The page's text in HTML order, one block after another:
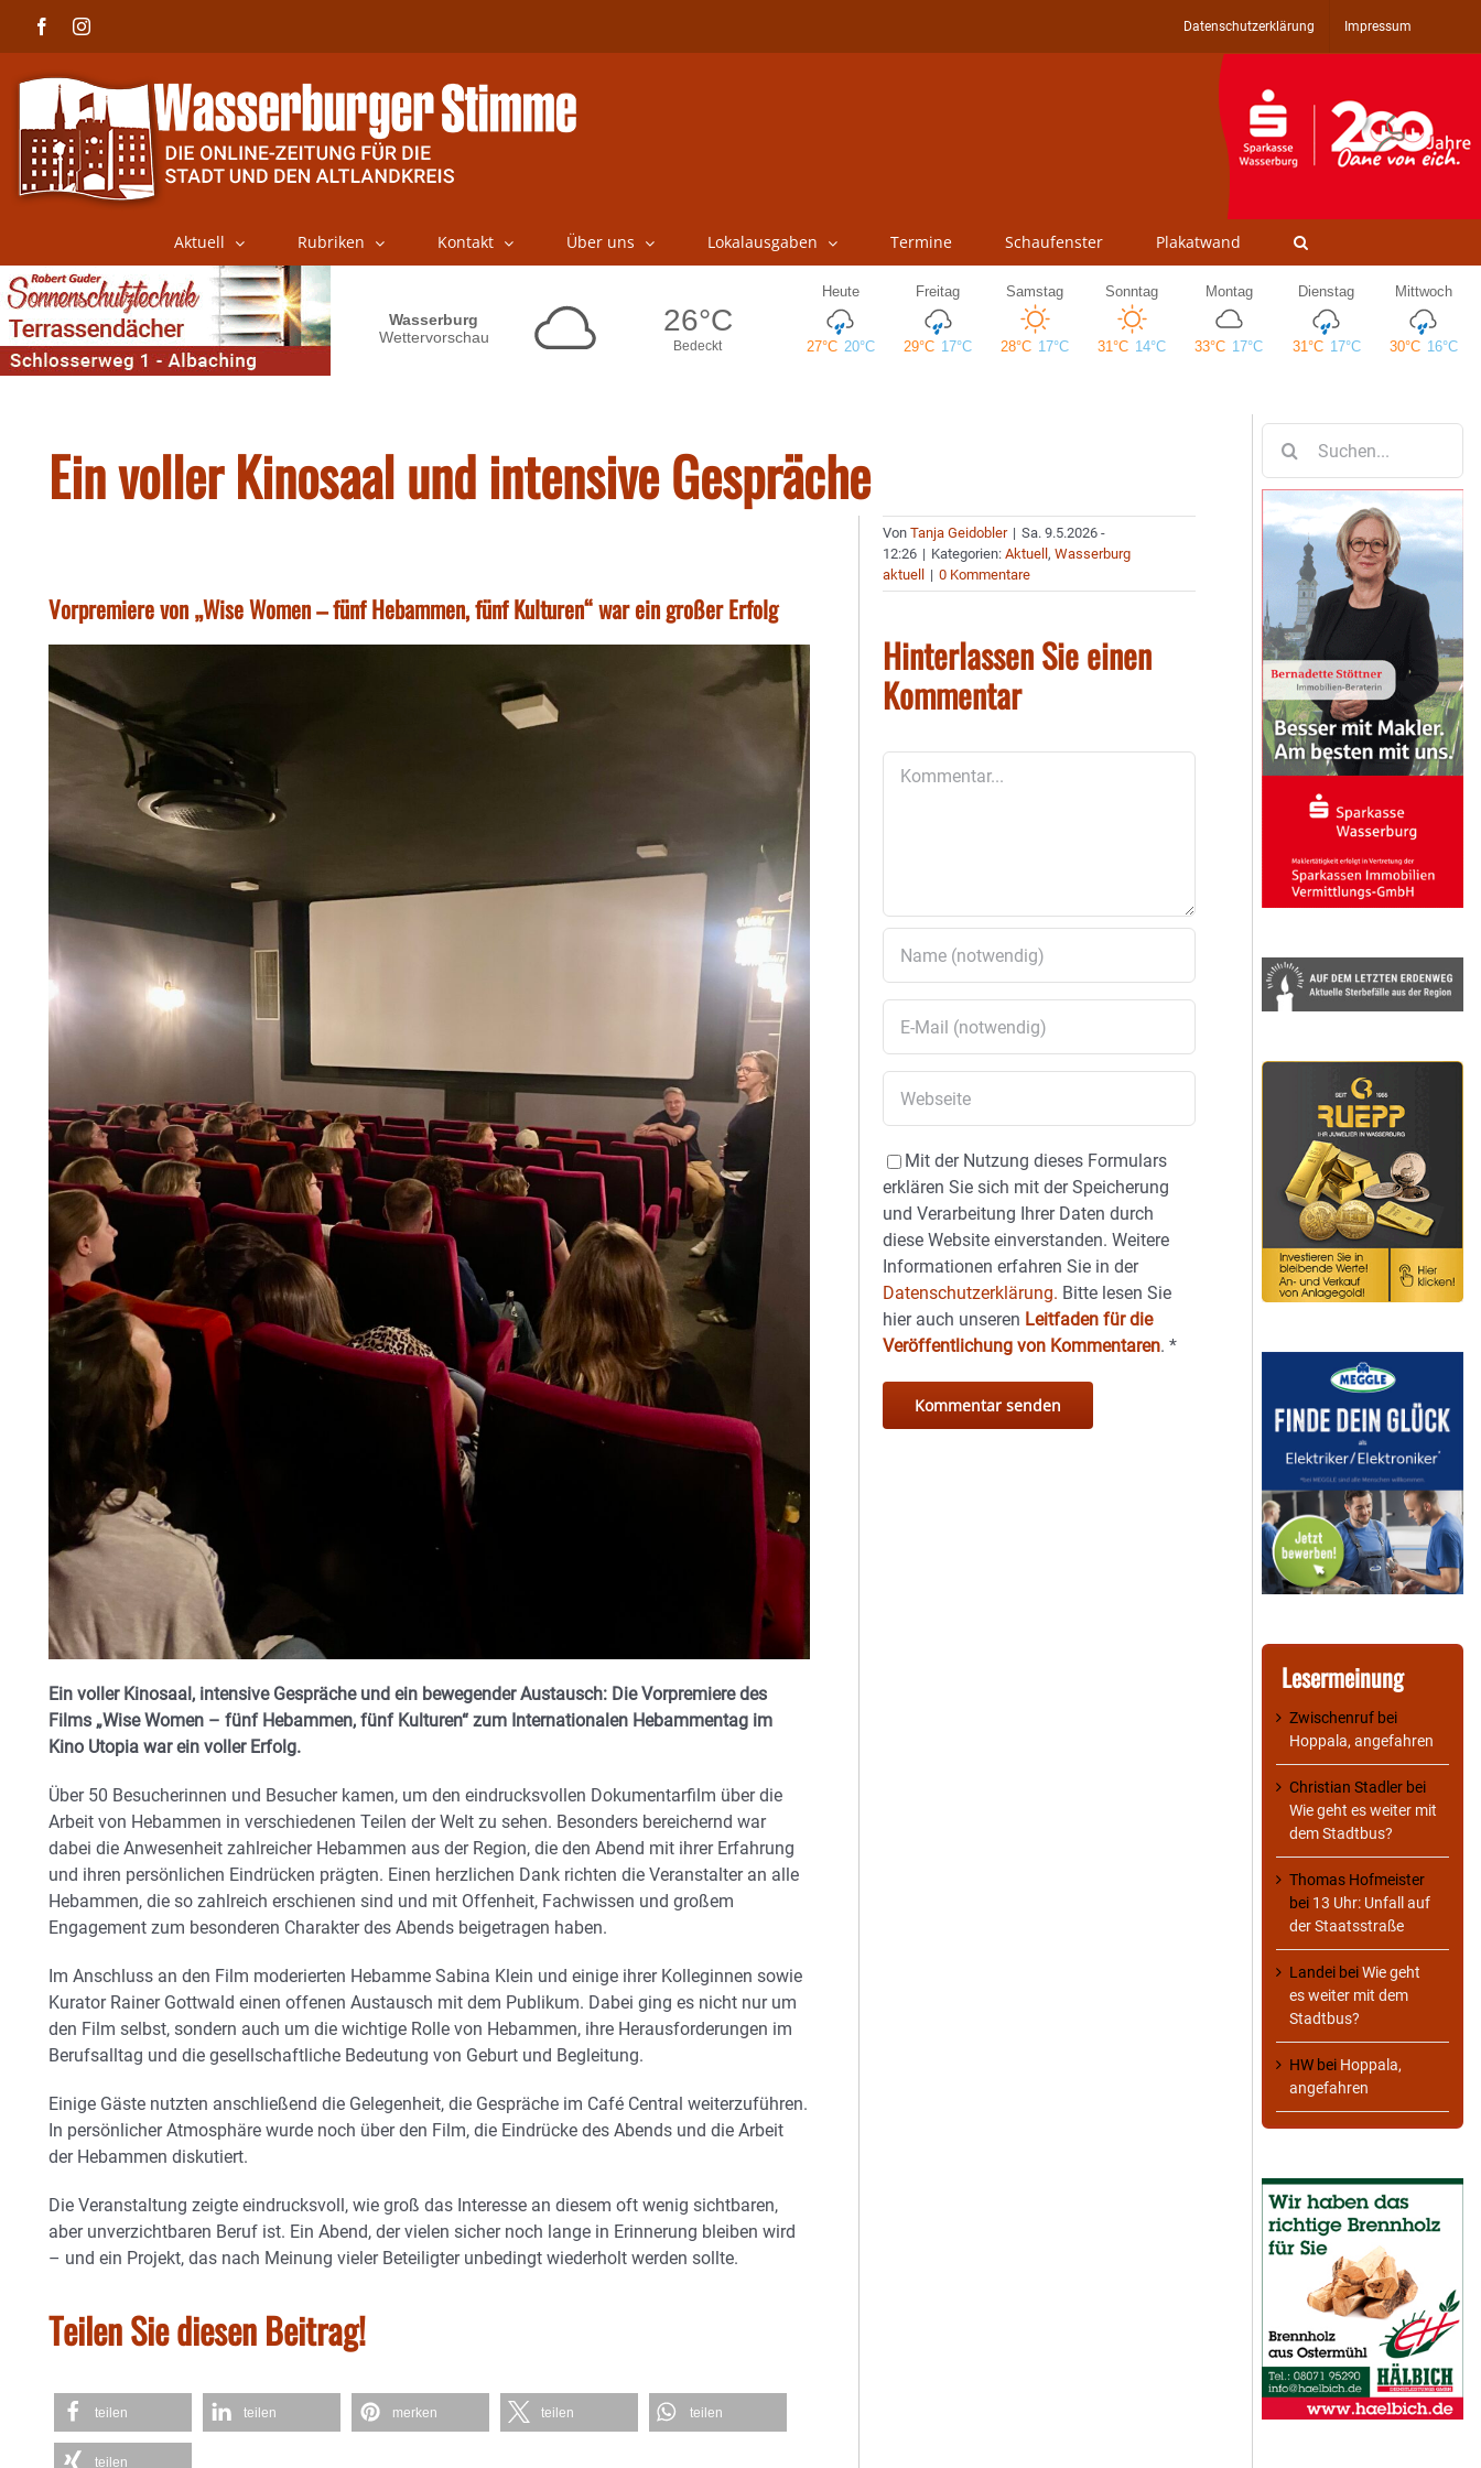
FacebookInstagram Datenschutzerklärung Impressum
Aktuell Rubriken Kontakt Über uns Lokalausgaben Termine Schaufenster Plakatwand
Ein voller Kinosaal und intensive Gespräche
Vorpremiere von „Wise Women – fünf Hebammen, fünf Kulturen“ war ein großer Erfolg
Ein voller Kinosaal, intensive Gespräche und ein bewegender Austausch: Die Vorpremiere des
Films „Wise Women – fünf Hebammen, fünf Kulturen“ zum Internationalen Hebammentag im
Kino Utopia war ein voller Erfolg.
Über 50 Besucherinnen und Besucher kamen, um den eindrucksvollen Dokumentarfilm über die
Arbeit von Hebammen in verschiedenen Teilen der Welt zu sehen. Besonders bereichernd war
dabei die Anwesenheit zahlreicher Hebammen aus der Region, die den Abend mit ihrer Erfahrung
und ihren persönlichen Eindrücken prägten. Einen herzlichen Dank richten die Veranstalter an alle
Hebammen, die so zahlreich erschienen sind und mit Offenheit, Fachwissen und großem
Engagement zum besonderen Charakter des Abends beigetragen haben.
Im Anschluss an den Film moderierten Hebamme Sabina Klein und einige ihrer Kolleginnen sowie
Kurator Rainer Gottwald einen offenen Austausch mit dem Publikum. Dabei ging es nicht nur um
den Film selbst, sondern auch um die wichtige Rolle von Hebammen, ihre Herausforderungen im
Berufsalltag und die gesellschaftliche Bedeutung von Geburt und Begleitung.
Einige Gäste nutzten anschließend die Gelegenheit, die Gespräche im Café Central weiterzuführen.
In persönlicher Atmosphäre wurde noch über den Film, die Eindrücke des Abends und die Arbeit
der Hebammen diskutiert.
Die Veranstaltung zeigte eindrucksvoll, wie groß das Interesse an diesem oft wenig sichtbaren,
aber unverzichtbaren Beruf ist. Ein Abend, der vielen sicher noch lange in Erinnerung bleiben wird
– und ein Projekt, das nach Meinung vieler Beteiligter unbedingt wiederholt werden sollte.
Teilen Sie diesen Beitrag!
teilen teilen merken teilen teilen
teilen
VonTanja Geidobler | Sa. 9.5.2026 -
12:26 | Kategorien:Aktuell,Wasserburg
aktuell
| 0 Kommentare
Hinterlassen Sie einen
Kommentar
Mit der Nutzung dieses Formulars
erklären Sie sich mit der Speicherung
und Verarbeitung Ihrer Daten durch
diese Website einverstanden. Weitere
Informationen erfahren Sie in der
Datenschutzerklärung. Bitte lesen Sie
hier auch unseren Leitfaden für die
Veröffentlichung von Kommentaren.*
nach:
Lesermeinung
Zwischenruf bei
Hoppala, angefahren
Christian Stadler bei
Wie geht es weiter mit
dem Stadtbus?
Thomas Hofmeister
bei 13 Uhr: Unfall auf
der Staatsstraße
Landei beiWie geht
es weiter mit dem
Stadtbus?
HW bei Hoppala,
angefahren